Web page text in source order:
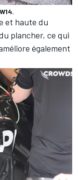
et haute du
plancher, ce qui
également